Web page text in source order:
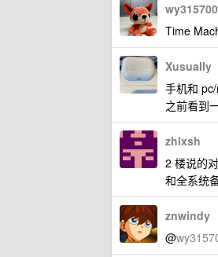
wy315700
Time
Xusually
手机和
之前看到
zhlxsh
2 楼说的
和全系统
znwindy
@